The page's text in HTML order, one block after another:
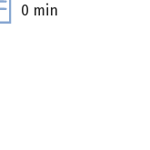
0 min